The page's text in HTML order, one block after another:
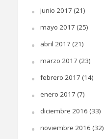
junio 2017 (21)
mayo 2017 (25)
abril 2017 (21)
marzo 2017 (23)
febrero 2017 (14)
enero 2017 (7)
diciembre 2016 (33)
noviembre 2016 (32)